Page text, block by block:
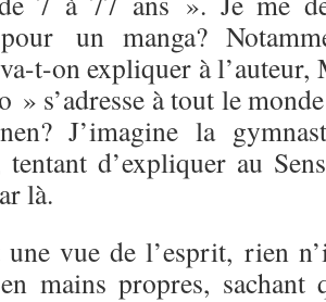
un manga?
t-on expliquer à l’auteur,
» s’adresse à tout le
J’imagine la
tentant d’expliquer au
là.
une vue de l’esprit, rien
mains propres,